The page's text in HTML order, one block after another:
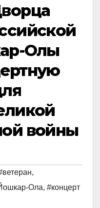
Олы
войны
,
Ола, #концерт